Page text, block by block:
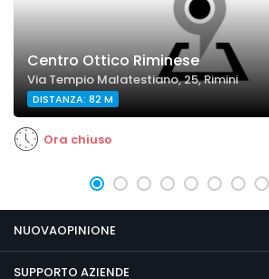
Centro Ottico Riminese
Via Tempio Malatestiano, 25, Rimini
DISTANZA: 82 M
Ora chiuso
NUOVAOPINIONE
SUPPORTO AZIENDE